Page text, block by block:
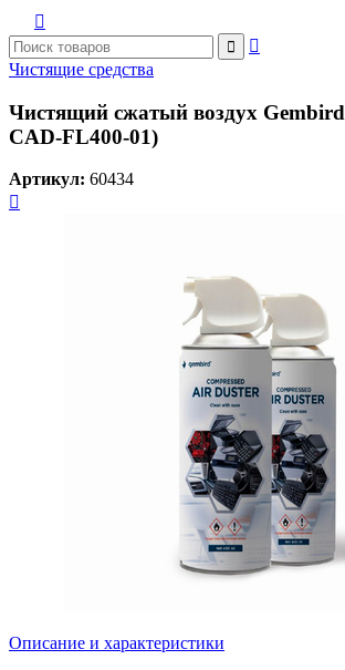



Чистящие средства
Чистящий сжатый воздух
CAD-FL400-01)
Артикул: 60434

Описание и характеристики